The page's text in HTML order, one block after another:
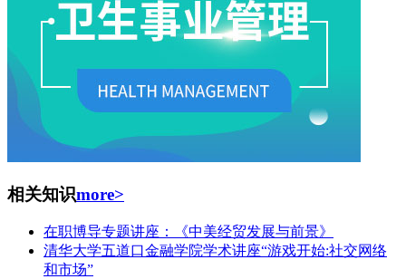
相关知识more>
在职博导专题讲座：《中美经贸发展与前景》
清华大学五道口金融学院学术讲座“游戏开始:社交网络
和市场”